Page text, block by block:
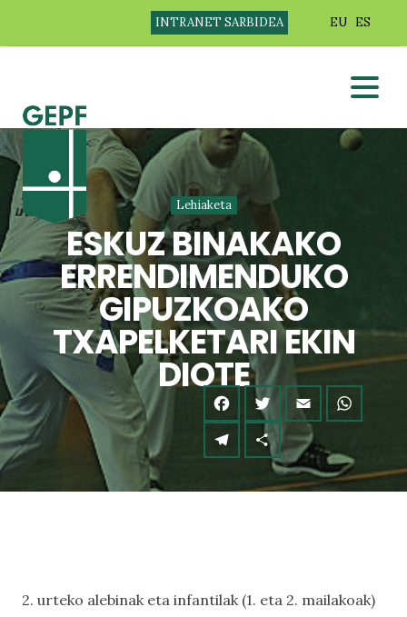
INTRANET SARBIDEA EU ES
Lehiaketa
ESKUZ BINAKAKO
ERRENDIMENDUKO
GIPUZKOAKO
TXAPELKETARI EKIN
DIOTE
2. urteko alebinak eta infantilak (1. eta 2. mailakoak)